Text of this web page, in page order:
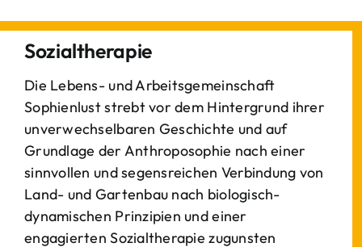
Sozialtherapie
Die Lebens- und Arbeitsgemeinschaft
Sophienlust strebt vor dem Hintergrund ihrer
unverwechselbaren Geschichte und auf
Grundlage der Anthroposophie nach einer
sinnvollen und segensreichen Verbindung von
Land- und Gartenbau nach biologisch-
dynamischen Prinzipien und einer
engagierten Sozialtherapie zugunsten